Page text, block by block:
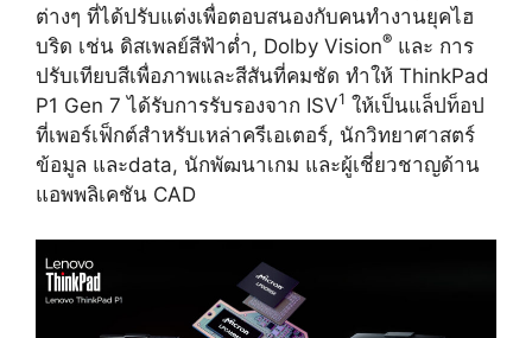
ต่างๆ ที่ได้ปรับแต่งเพื่อตอบสนองกับคนทำงานยุคไฮ
บริด เช่น ดิสเพลย์สีฟ้าต่ำ, Dolby Vision® และ การ
ปรับเทียบสีเพื่อภาพและสีสันที่คมชัด ทำให้ ThinkPad
P1 Gen 7 ได้รับการรับรองจาก ISV1 ให้เป็นแล็ปท็อป
ที่เพอร์เฟ็กต์สำหรับเหล่าครีเอเตอร์, นักวิทยาศาสตร์
ข้อมูล และdata, นักพัฒนาเกม และผู้เชี่ยวชาญด้าน
แอพพลิเคชัน CAD